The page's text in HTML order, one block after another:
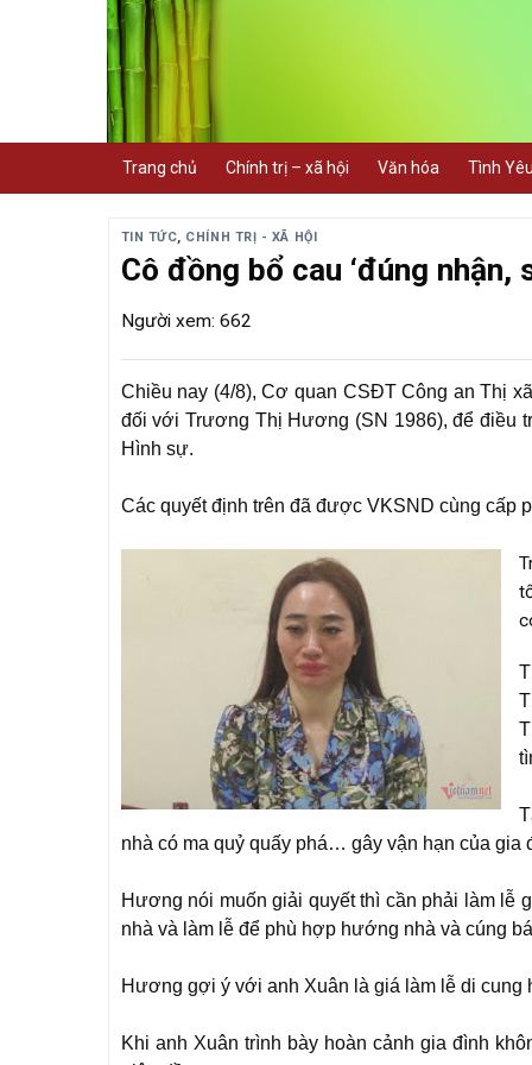
Trang chủ Chính trị – xã hội Văn hóa Tình
TIN TỨC, CHÍNH TRỊ - XÃ HỘI
Cô đồng bổ cau ‘đúng nhận,
Người xem: 662
Chiều nay (4/8), Cơ quan CSĐT Công an Thị
đối với Trương Thị Hương (SN 1986), để điều
Hình sự.
Các quyết định trên đã được VKSND cùng cấp
nhà có ma quỷ quấy phá… gây vận hạn của gia
Hương nói muốn giải quyết thì cần phải làm lễ
nhà và làm lễ để phù hợp hướng nhà và cúng
Hương gợi ý với anh Xuân là giá làm lễ di cung
Khi anh Xuân trình bày hoàn cảnh gia đình